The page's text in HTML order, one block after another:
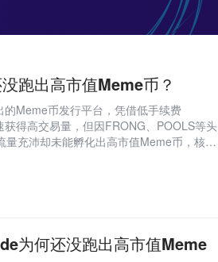
跑出高市值Meme币？
Meme币发行平台，凭借低手续费
获得高交易量，但因FRONG、POOLS等头
充沛却未能孵化出高市值Meme币，核心
为何还没跑出高市值Meme